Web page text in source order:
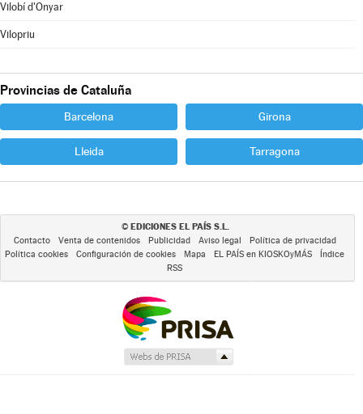
Vilobí d'Onyar
Vilopriu
Provincias de Cataluña
Barcelona Girona
Lleida Tarragona
© EDICIONES EL PAÍS S.L.
Contacto Venta de contenidos Publicidad Aviso legal
Política de privacidad
Política cookies
Configuración de cookies Mapa EL PAÍS en KIOSKOyMÁS
Índice
RSS